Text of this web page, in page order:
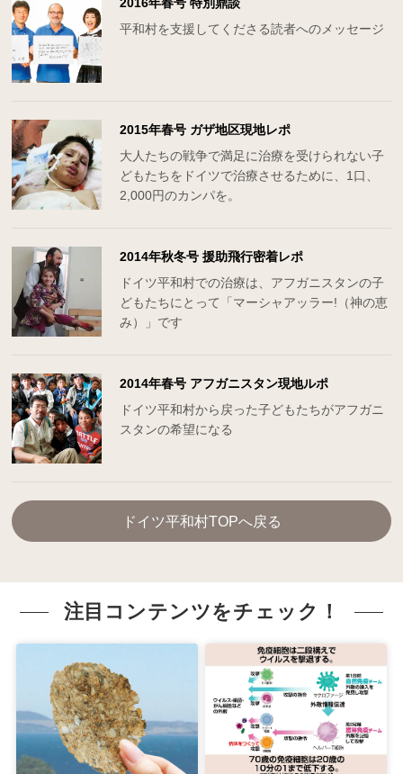
2016年春号 特別鼎談
平和村を支援してくださる読者へのメッセージ
2015年春号 ガザ地区現地レポ
大人たちの戦争で満足に治療を受けられない子
どもたちをドイツで治療させるために、1口、
2,000円のカンパを。
2014年秋冬号 援助飛行密着レポ
ドイツ平和村での治療は、アフガニスタンの子
どもたちにとって「マーシャアッラー!（神の恵
み）」です
2014年春号 アフガニスタン現地ルポ
ドイツ平和村から戻った子どもたちがアフガニ
スタンの希望になる
ドイツ平和村TOPへ戻る
注目コンテンツをチェック！